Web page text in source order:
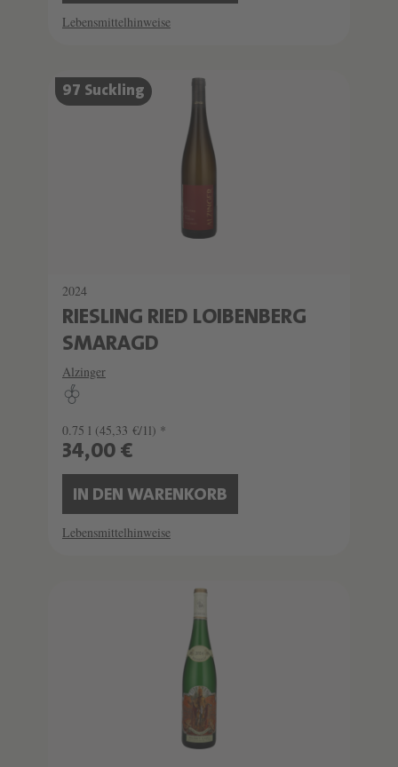
Lebensmittelhinweise
97 Suckling
2024
RIESLING RIED LOIBENBERG
SMARAGD
Alzinger
0.75 l (45,33 €/1l) *
34,00 €
IN DEN WARENKORB
Lebensmittelhinweise